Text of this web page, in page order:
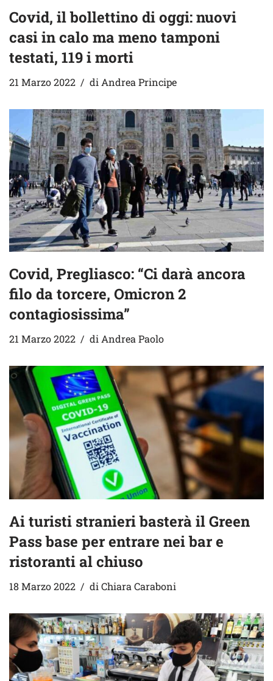
Covid, il bollettino di oggi: nuovi
casi in calo ma meno tamponi
testati, 119 i morti
21 Marzo 2022 diAndrea Principe
Covid, Pregliasco: “Ci darà ancora
filo da torcere, Omicron 2
contagiosissima”
21 Marzo 2022 diAndrea Paolo
Ai turisti stranieri basterà il Green
Pass base per entrare nei bar e
ristoranti al chiuso
18 Marzo 2022 diChiara Caraboni